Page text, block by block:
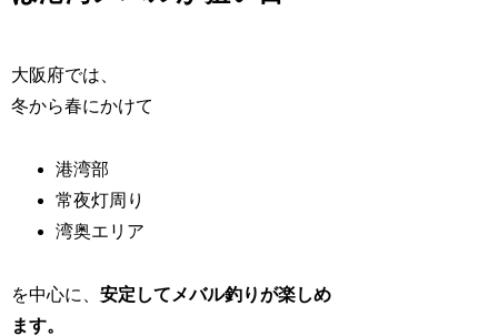
大阪府では、
冬から春にかけて
港湾部
常夜灯周り
湾奥エリア
を中心に、安定してメバル釣りが楽しめ
ます。